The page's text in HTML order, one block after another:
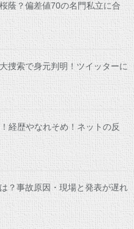
蔭？偏差値70の名門私立に合
捜索で身元判明！ツイッターに
経歴やなれそめ！ネットの反
？事故原因・現場と発表が遅れ